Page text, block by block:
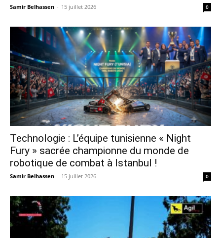
Samir Belhassen - 15 juillet 2026 0
Technologie : L’équipe tunisienne « Night
Fury » sacrée championne du monde de
robotique de combat à Istanbul !
Samir Belhassen - 15 juillet 2026 0